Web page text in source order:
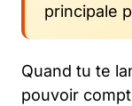
principale
Quand tu te
pouvoir